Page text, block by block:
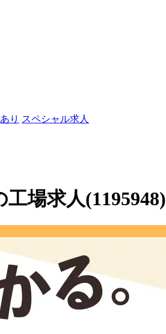
り スペシャル求人
場求人(1195948)